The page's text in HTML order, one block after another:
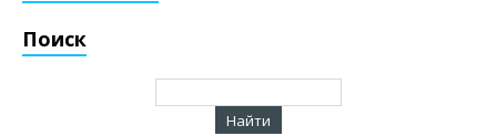
Поиск